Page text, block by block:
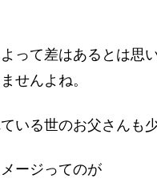
って差はあるとは思
せんよね。
いる世のお父さんも
ージってのが